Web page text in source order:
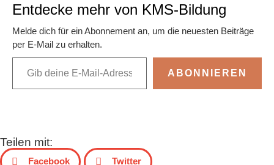
Entdecke mehr von KMS-Bildung
Melde dich für ein Abonnement an, um die neuesten Beiträge
per E-Mail zu erhalten.
ABONNIEREN
Teilen mit:
Facebook Twitter